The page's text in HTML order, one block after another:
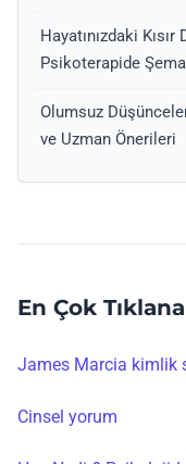
Hayatınızdaki
Psikoterapide
Olumsuz
ve Uzman Önerileri
En Çok
James Marcia kimlik
Cinsel yorum